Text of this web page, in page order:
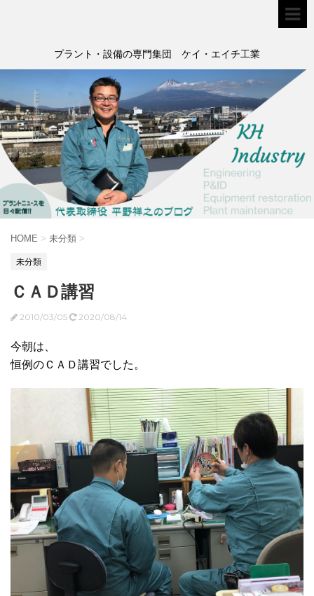
プラント・設備の専門集団 ケイ・エイチ工業
HOME > 未分類 >
未分類
ＣＡＤ講習
2010/03/05 2020/08/14
今朝は、
恒例のＣＡＤ講習でした。